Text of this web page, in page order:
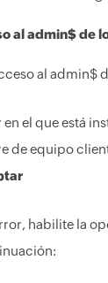
al admin$ de
al admin$
el que está
de equipo
habilite la